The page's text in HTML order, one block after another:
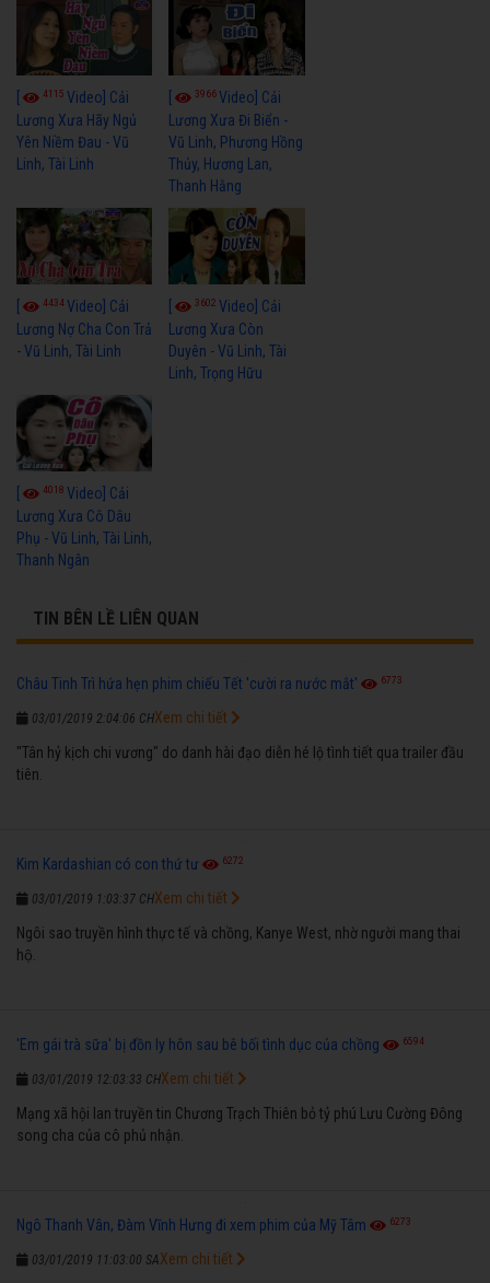
4115 Video] Cải
Lương Xưa Hãy Ngủ
Yên Niềm Đau - Vũ
Linh, Tài Linh
3966Video] Cải
Lương Xưa Đi Biển -
Vũ Linh, Phương Hồng
Thủy, Hương Lan,
Thanh Hằng
4434Video] Cải
Lương Nợ Cha Con Trả
- Vũ Linh, Tài Linh
3602Video] Cải
Lương Xưa Còn
Duyên - Vũ Linh, Tài
Linh, Trọng Hữu
[ 4018 Video] Cải
Lương Xưa Cô Dâu
Phụ - Vũ Linh, Tài Linh,
Thanh Ngân
TIN BÊN LỀ LIÊN QUAN
Châu Tinh Trì hứa hẹn phim chiếu Tết 'cười ra nước mắt' 6773
03/01/2019 2:04:06 CH
"Tân hỷ kịch chi vương" do danh hài đạo diễn hé lộ tình tiết qua trailer đầu
tiên.
Xem chi tiết
Kim Kardashian có con thứ tư 6272
03/01/2019 1:03:37 CH
Ngôi sao truyền hình thực tế và chồng, Kanye West, nhờ người mang thai
hộ.
Xem chi tiết
'Em gái trà sữa' bị đồn ly hôn sau bê bối tình dục của chồng 6594
03/01/2019 12:03:33 CH
Mạng xã hội lan truyền tin Chương Trạch Thiên bỏ tỷ phú Lưu Cường Đông
song cha của cô phủ nhận.
Xem chi tiết
Ngô Thanh Vân, Đàm Vĩnh Hưng đi xem phim của Mỹ Tâm 6273
03/01/2019 11:03:00 SAXem chi tiết